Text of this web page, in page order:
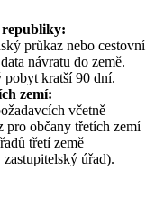
republiky:
průkaz nebo cestovní
návratu do země.
kratší 90 dní.
zemí:
včetně
občany třetích zemí
třetí země
úřad).